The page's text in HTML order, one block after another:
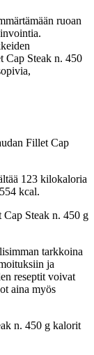
ruoan
Cap Steak n. 450
Fillet Cap
123 kilokaloria
kcal.
Steak n. 450 g
tarkkoina
ja
reseptit voivat
aina myös
n. 450 g kalorit